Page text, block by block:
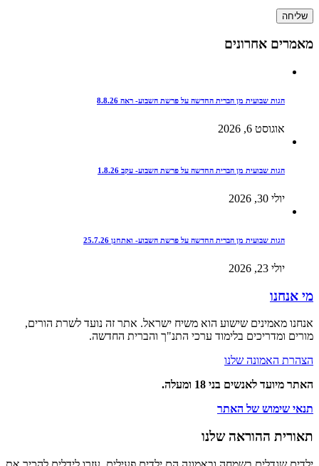
מאמרים אחרונים
הגות שבועית מן הברית החדשה על פרשת השבוע- ראה 8.8.26
אוגוסט 6, 2026
הגות שבועית מן הברית החדשה על פרשת השבוע- עקב 1.8.26
יולי 30, 2026
הגות שבועית מן הברית החדשה על פרשת השבוע- ואתחנן 25.7.26
יולי 23, 2026
מי אנחנו
אנחנו מאמינים שישוע הוא משיח ישראל. אתר זה נועד לשרת הורים,
מורים ומדריכים בלימוד ערכי התנ"ך והברית החדשה.
הצהרת האמונה שלנו
האתר מיועד לאנשים בני 18 ומעלה.
תנאי שימוש של האתר
תאורית ההוראה שלנו